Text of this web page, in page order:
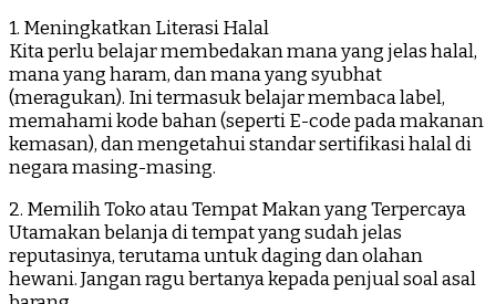
1. Meningkatkan Literasi Halal
Kita perlu belajar membedakan mana yang jelas halal,
mana yang haram, dan mana yang syubhat
(meragukan). Ini termasuk belajar membaca label,
memahami kode bahan (seperti E-code pada makanan
kemasan), dan mengetahui standar sertifikasi halal di
negara masing-masing.
2. Memilih Toko atau Tempat Makan yang Terpercaya
Utamakan belanja di tempat yang sudah jelas
reputasinya, terutama untuk daging dan olahan
hewani. Jangan ragu bertanya kepada penjual soal asal